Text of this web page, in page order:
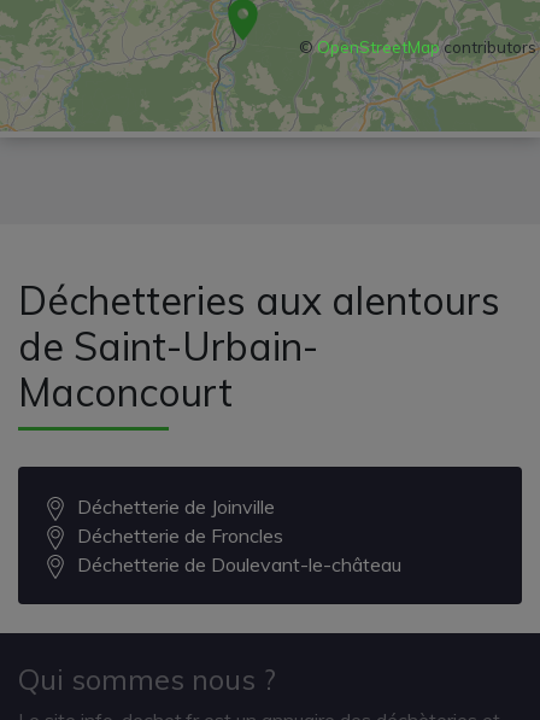
©OpenStreetMapcontributors
Déchetteries aux alentours
de Saint-Urbain-
Maconcourt
Déchetterie de Joinville
Déchetterie de Froncles
Déchetterie de Doulevant-le-château
Qui sommes nous ?